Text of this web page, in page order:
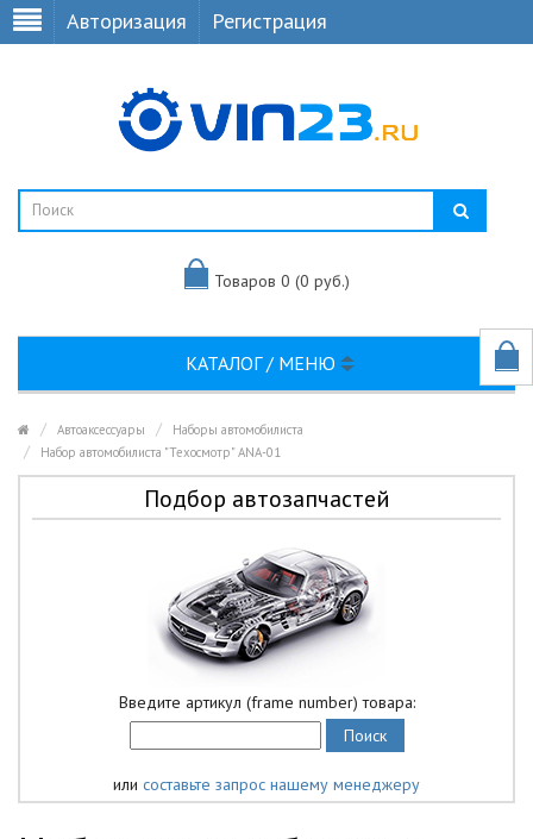
Авторизация Регистрация
Товаров 0 (0 руб.)
КАТАЛОГ / МЕНЮ
Автоаксессуары
Наборы автомобилиста
Набор автомобилиста "Техосмотр" ANA-01
Подбор автозапчастей
Введите артикул (frame number) товара:
или составьте запрос нашему менеджеру